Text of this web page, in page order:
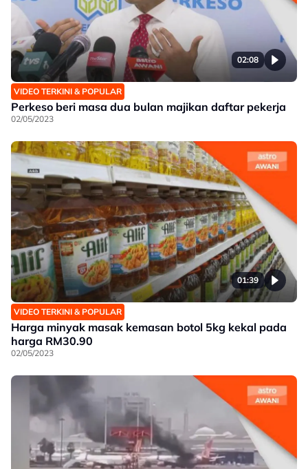
02:08
VIDEO TERKINI & POPULAR
Perkeso beri masa dua bulan majikan daftar pekerja
02/05/2023
01:39
VIDEO TERKINI & POPULAR
Harga minyak masak kemasan botol 5kg kekal pada
harga RM30.90
02/05/2023